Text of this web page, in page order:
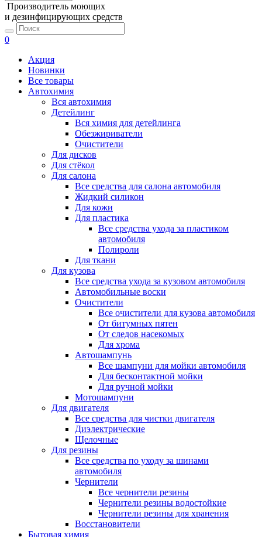
Производитель моющих
и дезинфицирующих средств
0
Акция
Новинки
Все товары
Автохимия
Вся автохимия
Детейлинг
Вся химия для детейлинга
Обезжириватели
Очистители
Для дисков
Для стёкол
Для салона
Все средства для салона автомобиля
Жидкий силикон
Для кожи
Для пластика
Все средства ухода за пластиком
автомобиля
Полироли
Для ткани
Для кузова
Все средства ухода за кузовом автомобиля
Автомобильные воски
Очистители
Все очистители для кузова автомобиля
От битумных пятен
От следов насекомых
Для хрома
Автошампунь
Все шампуни для мойки автомобиля
Для бесконтактной мойки
Для ручной мойки
Мотошампуни
Для двигателя
Все средства для чистки двигателя
Диэлектрические
Щелочные
Для резины
Все средства по уходу за шинами
автомобиля
Чернители
Все чернители резины
Чернители резины водостойкие
Чернители резины для хранения
Восстановители
Бытовая химия